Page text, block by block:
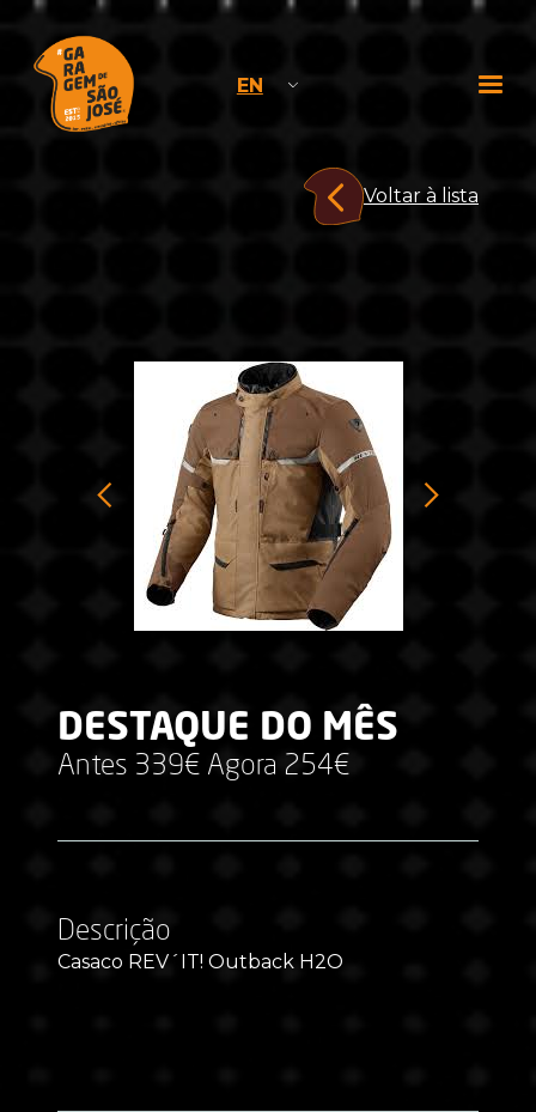
EN
Voltar à lista
DESTAQUE DO MÊS
Antes 339€ Agora 254€
Descrição
Casaco REV´IT! Outback H2O